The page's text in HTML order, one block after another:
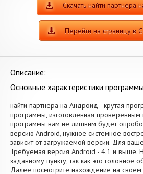
Скачать найти партнера
Перейти на страницу в
Описание:
Основные характеристики программы
найти партнера на Андроид - крутая
программы, изготовленная
программы вам не лишним будет
версию Android, нужное системное
зависит от загружаемой версии. Для
Требуемая версия Android - 4.1 и выше.
заданному пункту, так как это головное
Далее посмотрите нахождение на